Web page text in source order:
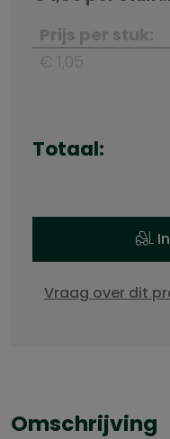
Prijs per stuk:
€ 1,05
Totaal:
Vraag over dit
Omschrijving